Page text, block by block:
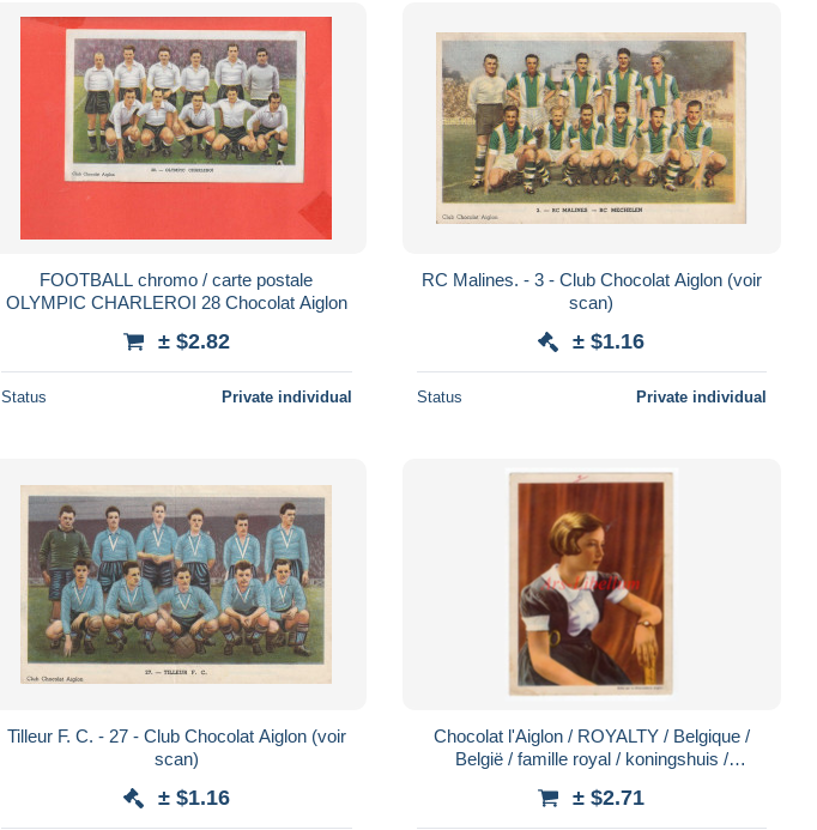
FOOTBALL chromo / carte postale
OLYMPIC CHARLEROI 28 Chocolat Aiglon
± $2.82
Status Private individual
RC Malines. - 3 - Club Chocolat Aiglon (voir
scan)
± $1.16
Status Private individual
Tilleur F. C. - 27 - Club Chocolat Aiglon (voir
scan)
± $1.16
Chocolat l'Aiglon / ROYALTY / Belgique /
België / famille royal / koningshuis /
± $2.71